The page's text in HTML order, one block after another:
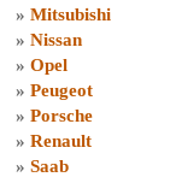
» Mitsubishi
» Nissan
» Opel
» Peugeot
» Porsche
» Renault
» Saab